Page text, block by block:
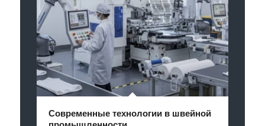
Современные технологии в швейной